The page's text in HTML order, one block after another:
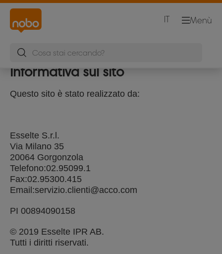
Menù
IT
Informativa sul sito
Questo sito è stato realizzato da:
Esselte S.r.l.
Via Milano 35
20064 Gorgonzola
Telefono:02.95099.1
Fax:02.95300.415
Email:servizio.clienti@acco.com
PI 00894090158
© 2019 Esselte IPR AB.
Tutti i diritti riservati.